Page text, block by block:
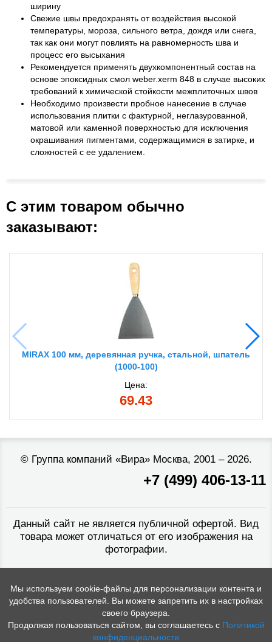
ширину
Свежие швы предохранять от воздействия высокой
температуры, мороза, сильного ветра, дождя или снега,
так как они могут повлиять на равномерность шва и
процесс его высыхания
Рекомендуется применять двухкомпонентный состав на
основе эпоксидных смол weber.xerm 848 в случае высоких
требований к химической стойкости межплиточных швов
Необходимо произвести пробное нанесение в случае
использования плитки с фактурной, неглазурованной,
матовой или каменной поверхностью для исключения
окрашивания пигментами, содержащимися в затирке, и
сложностей с ее удалением.
С этим товаром обычно
заказывают:
MIRAX 100 мм, деревянная ручка, стальной, шпатель
(1000-100)
Цена:
69.43
© Группа компаний «Вира»Москва, 2001 – 2026.
+7 (499) 406-13-11
Данный сайт не является публичной офертой. Вид
товара может отличаться от его изображения на
фотографии.
Мы используем cookie-файлы для персонализации контента и
удобства пользователей. Вы можете запретить их в настройках
своего браузера.
Продолжая пользоваться сайтом, вы соглашаетесь с Политикой
конфиденциальности